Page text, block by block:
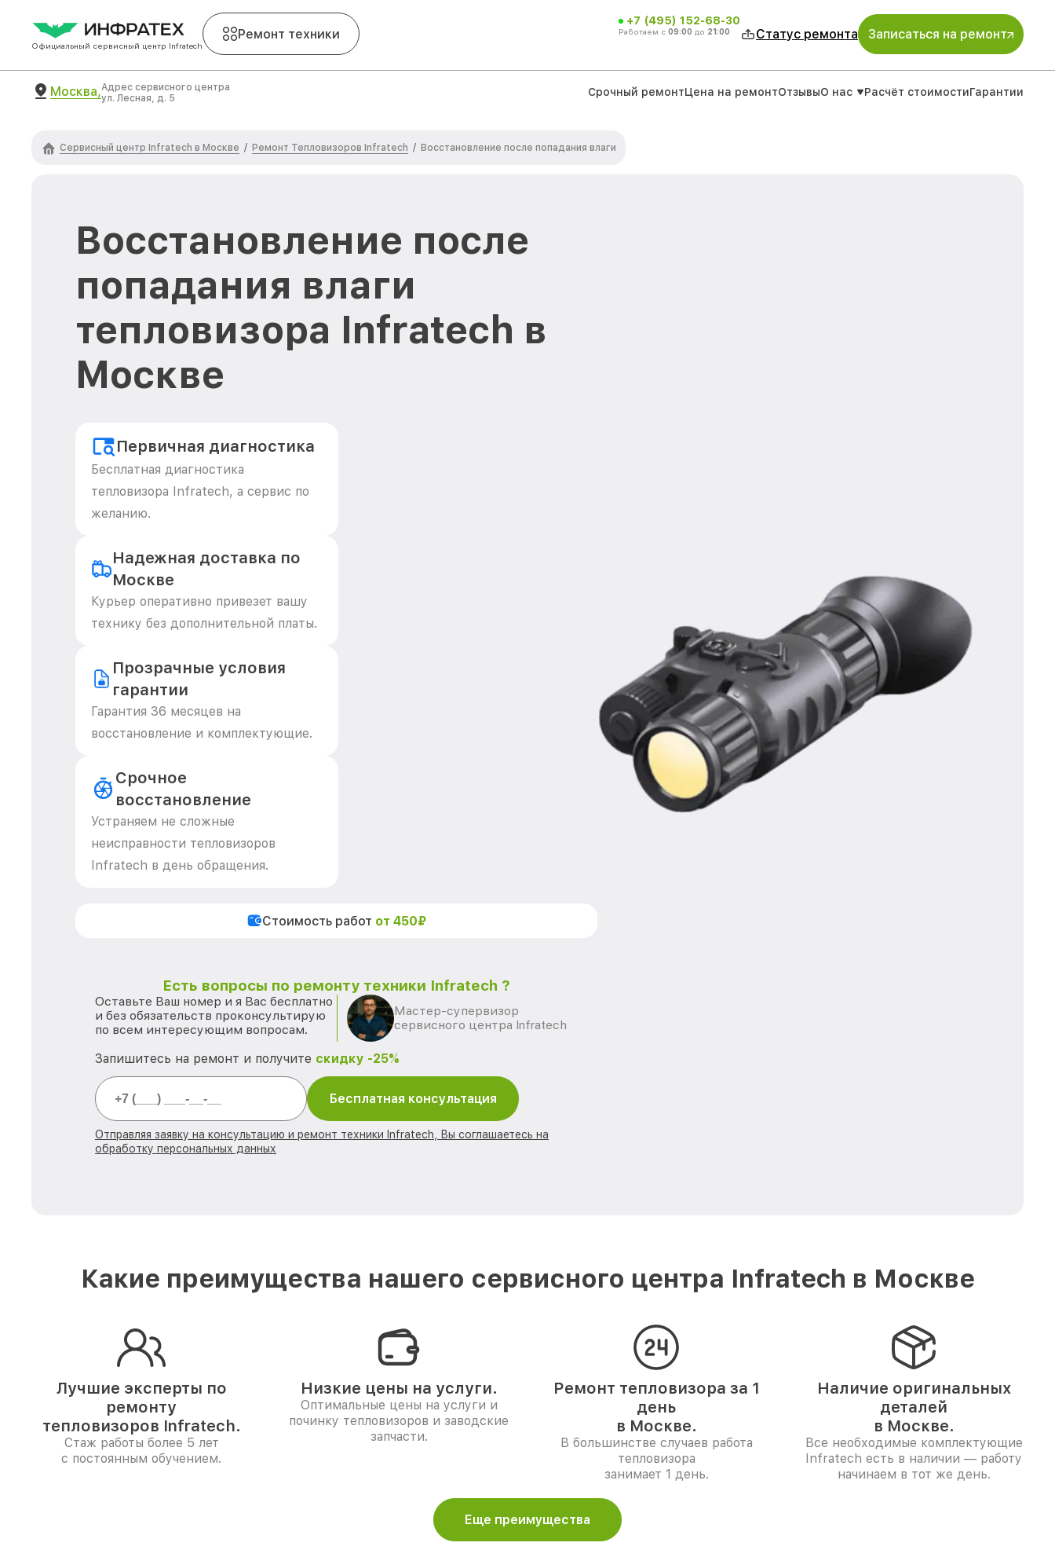
Официальный сервисный центр Infratech
Ремонт техники
+7 (495) 152-68-30
Работаем с 09:00 до 21:00 Статус ремонта Записаться на ремонт
Москва,Адрес сервисного центра
ул. Лесная, д. 5
Срочный ремонтЦена на ремонтОтзывыО нас Расчёт стоимостиГарантии
Сервисный центр Infratech в Москве / Ремонт Тепловизоров Infratech / Восстановление после попадания влаги
Восстановление после
попадания влаги
тепловизора Infratech в
Москве
Первичная диагностика
Бесплатная диагностика
тепловизора Infratech, а сервис по
желанию.
Надежная доставка по
Москве
Курьер оперативно привезет вашу
технику без дополнительной платы.
Прозрачные условия
гарантии
Гарантия 36 месяцев на
восстановление и комплектующие.
Срочное
восстановление
Устраняем не сложные
неисправности тепловизоров
Infratech в день обращения.
Стоимость работ от 450₽
Есть вопросы по ремонту техники Infratech ?
Оставьте Ваш номер и я Вас бесплатно
и без обязательств проконсультирую
по всем интересующим вопросам.
Мастер-супервизор
сервисного центра Infratech
Запишитесь на ремонт и получите скидку -25%
Бесплатная консультация
Отправляя заявку на консультацию и ремонт техники Infratech, Вы соглашаетесь на
обработку персональных данных
Какие преимущества нашего сервисного центра Infratech в Москве
Лучшие эксперты по
ремонту
тепловизоров Infratech.
Стаж работы более 5 лет
с постоянным обучением.
Низкие цены на услуги.
Оптимальные цены на услуги и
починку тепловизоров и заводские
запчасти.
Ремонт тепловизора за 1
день
в Москве.
В большинстве случаев работа
тепловизора
занимает 1 день.
Наличие оригинальных
деталей
в Москве.
Все необходимые комплектующие
Infratech есть в наличии — работу
начинаем в тот же день.
Еще преимущества